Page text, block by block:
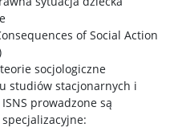
of Social Action
socjologiczne
studiów stacjonarnych i
prowadzone są